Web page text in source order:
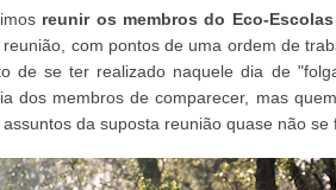
reunir os membros do Eco-
reunião, com pontos de uma ordem de
de se ter realizado naquele dia de
dos membros de comparecer, mas
da suposta reunião quase não se